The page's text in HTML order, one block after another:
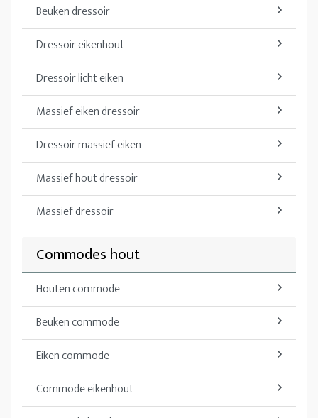
Beuken dressoir
Dressoir eikenhout
Dressoir licht eiken
Massief eiken dressoir
Dressoir massief eiken
Massief hout dressoir
Massief dressoir
Commodes hout
Houten commode
Beuken commode
Eiken commode
Commode eikenhout